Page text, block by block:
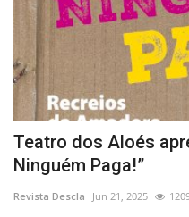
Teatro dos Aloés
Ninguém Paga!”
Revista Descla Jun 21, 2025